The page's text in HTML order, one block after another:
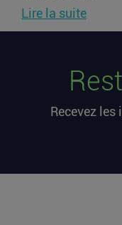
Lire la suite
de l’argent
Après avoir levé
PIIEC IA :
Recevez